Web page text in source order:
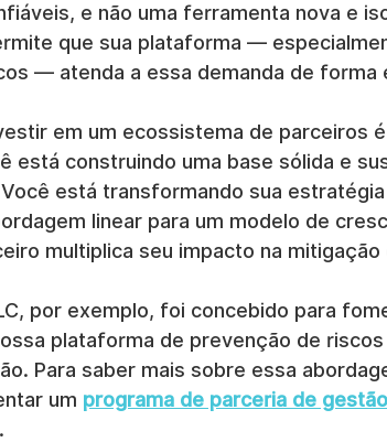
e não uma ferramenta nova e
que sua plataforma —
— atenda a essa demanda de forma
em um ecossistema de parceiros
está construindo uma base sólida e
está transformando sua
linear para um modelo de
multiplica seu impacto na
por exemplo, foi concebido para
plataforma de prevenção de
Para saber mais sobre essa
um programa de parceria de
.